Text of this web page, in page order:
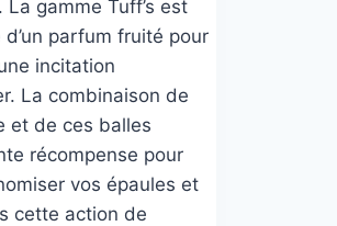
gamme Tuff’s est
parfum fruité pour
incitation
La combinaison de
et de ces balles
récompense pour
vos épaules et
cette action de